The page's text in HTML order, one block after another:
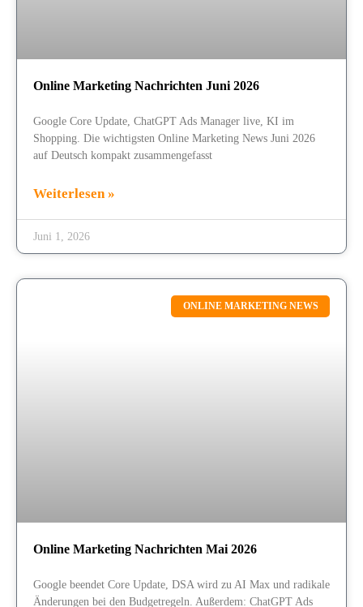
Online Marketing Nachrichten Juni 2026
Google Core Update, ChatGPT Ads Manager live, KI im
Shopping. Die wichtigsten Online Marketing News Juni 2026
auf Deutsch kompakt zusammengefasst
Weiterlesen »
Juni 1, 2026
ONLINE MARKETING NEWS
Online Marketing Nachrichten Mai 2026
Google beendet Core Update, DSA wird zu AI Max und radikale
Änderungen bei den Budgetregeln. Außerdem: ChatGPT Ads